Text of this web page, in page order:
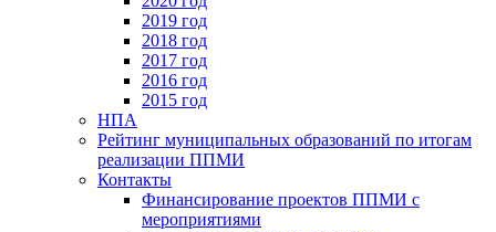
2019 год
2018 год
2017 год
2016 год
2015 год
НПА
Рейтинг муниципальных образований по итогам
реализации ППМИ
Контакты
Финансирование проектов ППМИ с
мероприятиями